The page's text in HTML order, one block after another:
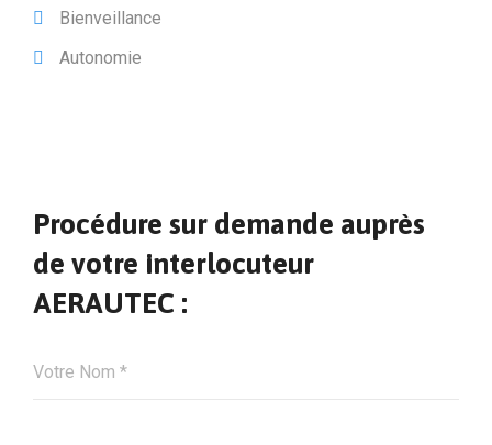
Bienveillance
Autonomie
Procédure sur demande auprès
de votre interlocuteur
AERAUTEC :